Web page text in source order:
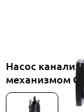
Насос
механизмом